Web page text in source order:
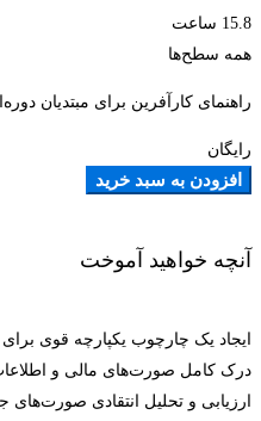
15.8 ساعت
همه سطح‌ها
راهنمای کارآفرین برای مبتدیان
رایگان
افزودن به سبد خرید
آنچه خواهید آموخت
ایجاد یک چارچوب یکپارچه قوی
درک کامل صورت‌های مالی و اطلاعات
ارزیابی و تحلیل انتقادی صورت‌های